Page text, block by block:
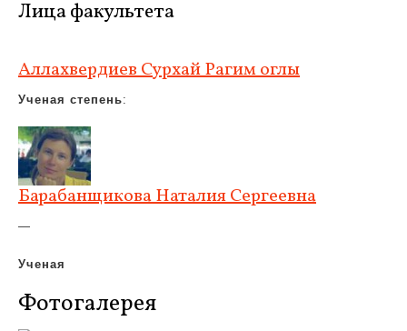
Лица факультета
Аллахвердиев Сурхай Рагим оглы
Ученая степень:
Барабанщикова Наталия Сергеевна
—
Ученая
Фотогалерея